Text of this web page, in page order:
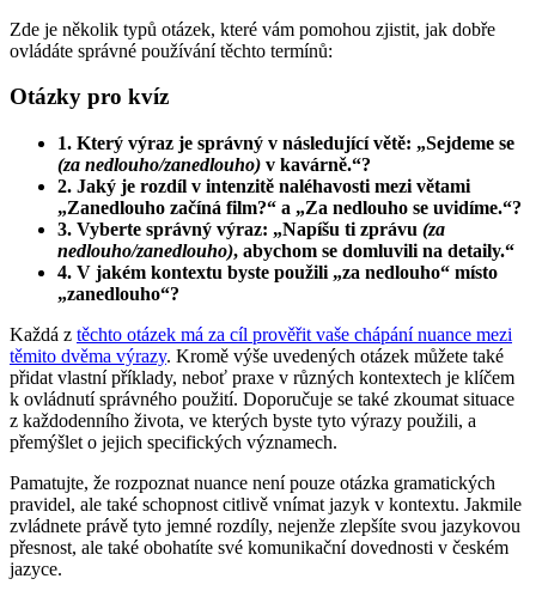
Zde je několik typů otázek, které vám pomohou zjistit, jak dobře
ovládáte správné používání těchto termínů:
Otázky pro kvíz
1. Který výraz je správný v následující větě: „Sejdeme se
(za nedlouho/zanedlouho) v kavárně.“?
2. Jaký je rozdíl v intenzitě naléhavosti mezi větami
„Zanedlouho začíná film?“ a „Za nedlouho se uvidíme.“?
3. Vyberte správný výraz: „Napíšu ti zprávu (za
nedlouho/zanedlouho), abychom se domluvili na detaily.“
4. V jakém kontextu byste použili „za nedlouho“ místo
„zanedlouho“?
Každá z těchto otázek má za cíl prověřit vaše chápání nuance mezi
těmito dvěma výrazy. Kromě výše uvedených otázek můžete také
přidat vlastní příklady, neboť praxe v různých kontextech je klíčem
k ovládnutí správného použití. Doporučuje se také zkoumat situace
z každodenního života, ve kterých byste tyto výrazy použili, a
přemýšlet o jejich specifických významech.
Pamatujte, že rozpoznat nuance není pouze otázka gramatických
pravidel, ale také schopnost citlivě vnímat jazyk v kontextu. Jakmile
zvládnete právě tyto jemné rozdíly, nejenže zlepšíte svou jazykovou
přesnost, ale také obohatíte své komunikační dovednosti v českém
jazyce.